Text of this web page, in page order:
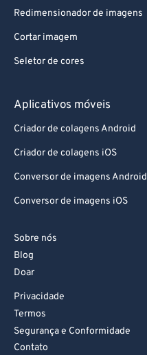
Redimensionador de imagens
Cortar imagem
Seletor de cores
Aplicativos móveis
Criador de colagens Android
Criador de colagens iOS
Conversor de imagens Android
Conversor de imagens iOS
Sobre nós
Blog
Doar
Privacidade
Termos
Segurança e Conformidade
Contato